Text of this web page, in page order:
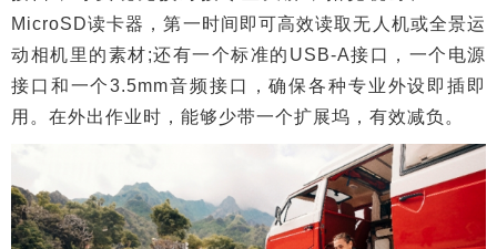
MicroSD读卡器，第一时间即可高效读取无人机或全景运
动相机里的素材;还有一个标准的USB-A接口，一个电源
接口和一个3.5mm音频接口，确保各种专业外设即插即
用。在外出作业时，能够少带一个扩展坞，有效减负。